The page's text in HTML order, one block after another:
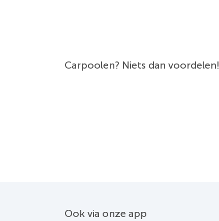
Carpoolen? Niets dan voordelen!
Ook via onze app